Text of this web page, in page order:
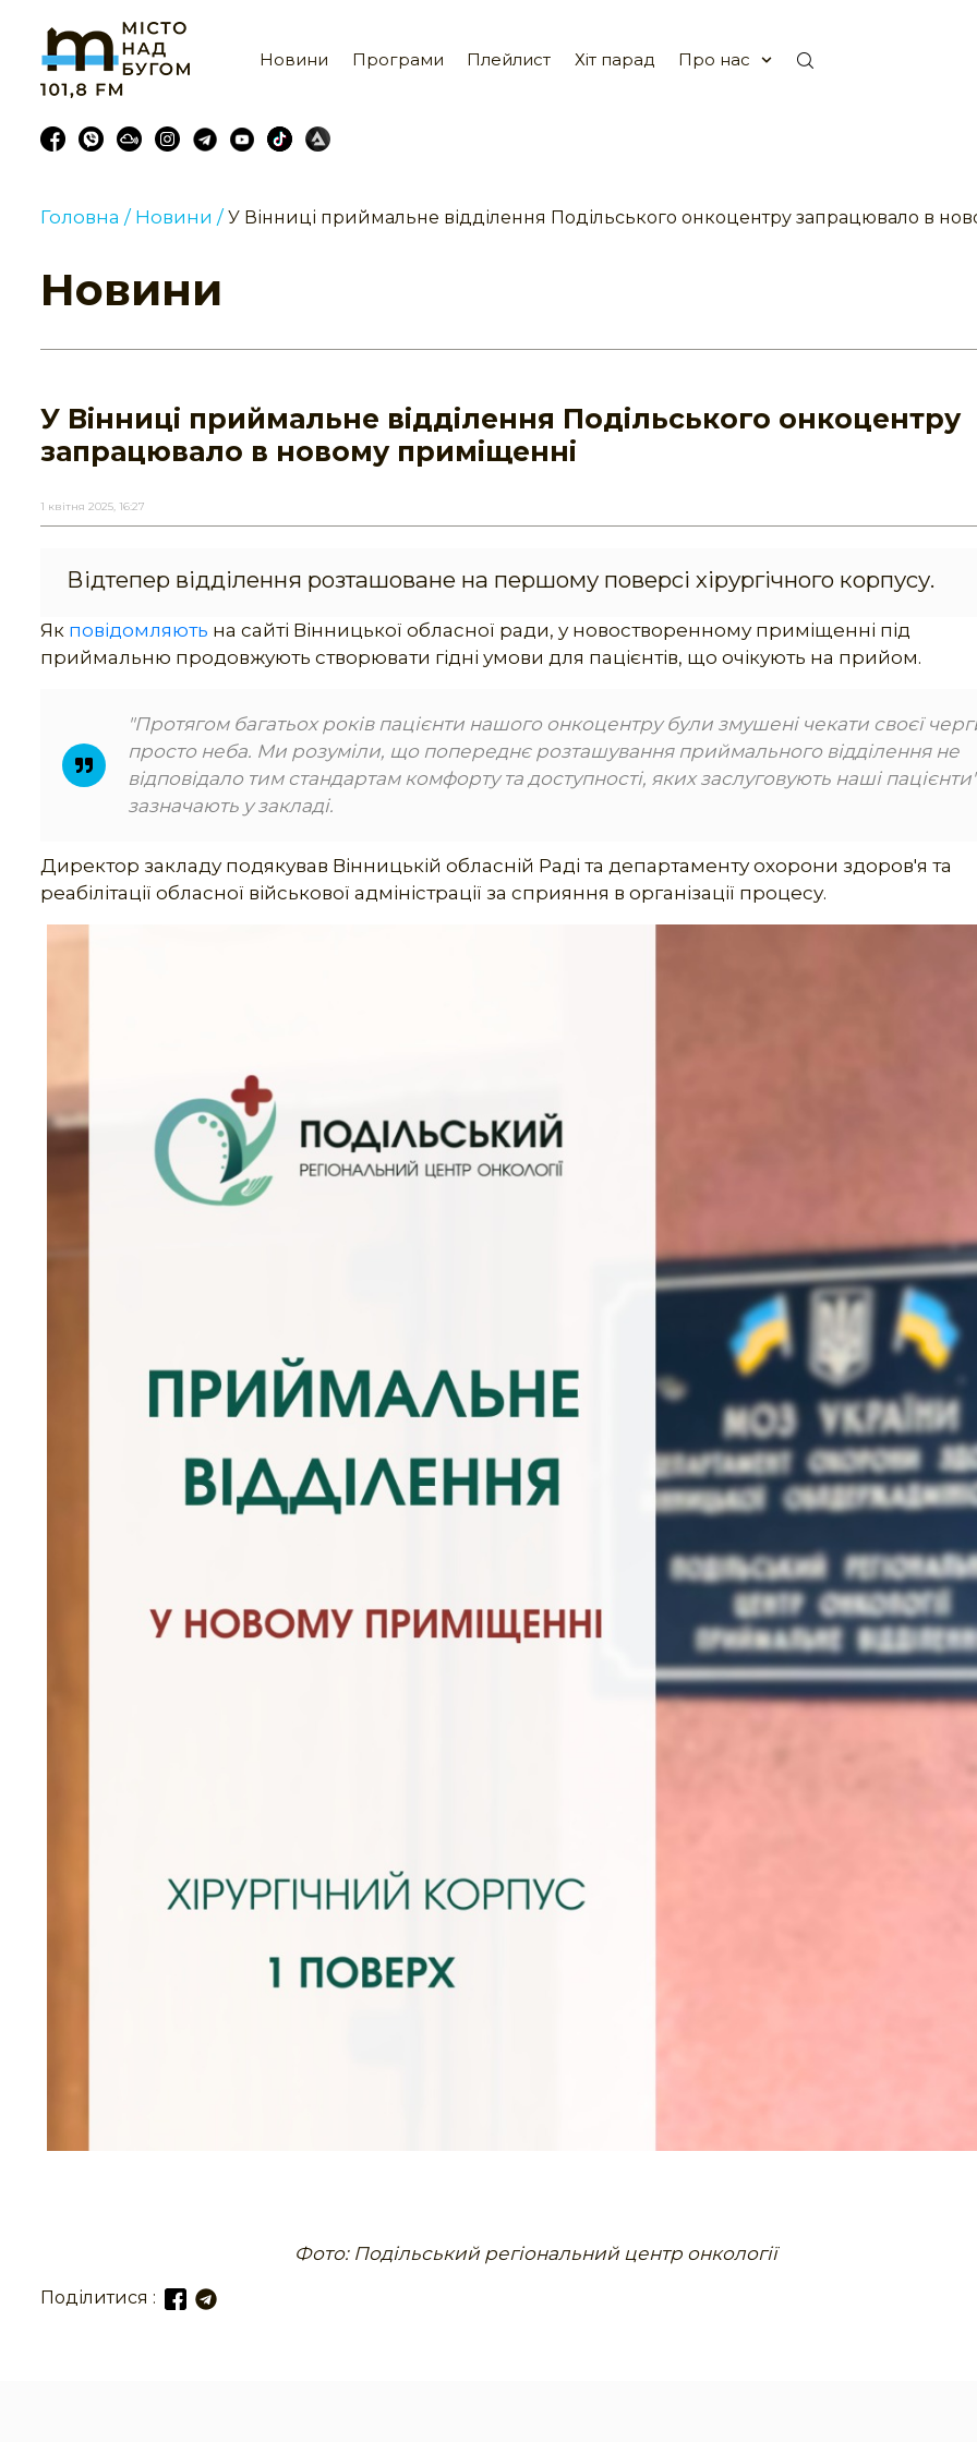
Новини Програми Плейлист Хіт парад Про нас
Головна / Новини / У Вінниці приймальне відділення Подільського онкоцентру запрацювало в
Новини
У Вінниці приймальне відділення Подільського онкоцентру
запрацювало в новому приміщенні
1 квітня 2025, 16:27
Відтепер відділення розташоване на першому поверсі хірургічного корпусу.
Як повідомляють на сайті Вінницької обласної ради, у новостворенному приміщенні під
приймальню продовжують створювати гідні умови для пацієнтів, що очікують на прийом.
"Протягом багатьох років пацієнти нашого онкоцентру були змушені чекати своєї
просто неба. Ми розуміли, що попереднє розташування приймального відділення не
відповідало тим стандартам комфорту та доступності, яких заслуговують наші
зазначають у закладі.
Директор закладу подякував Вінницькій обласній Раді та департаменту охорони здоров'я та
реабілітації обласної військової адміністрації за сприяння в організації процесу.
Фото: Подільський регіональний центр онкології ​​
Поділитися :